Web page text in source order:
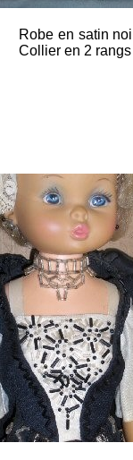
Robe en satin
Collier en 2